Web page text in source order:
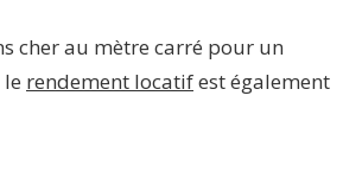
cher au mètre carré pour un
rendement locatifest également